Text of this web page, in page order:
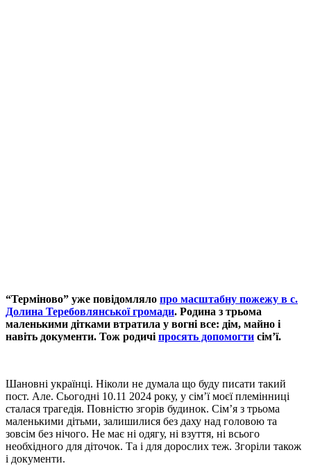
“Терміново” уже повідомляло про масштабну пожежу в с.
Долина Теребовлянської громади. Родина з трьома
маленькими дітками втратила у вогні все: дім, майно і
навіть документи. Тож родичіпросять допомогти сім’ї.
Шановні українці. Ніколи не думала що буду писати такий
пост. Але. Сьогодні 10.11 2024 року, у сім’ї моєї племінниці
сталася трагедія. Повністю згорів будинок. Сім’я з трьома
маленькими дітьми, залишилися без даху над головою та
зовсім без нічого. Не має ні одягу, ні взуття, ні всього
необхідного для діточок. Та і для дорослих теж. Згоріли також
і документи.